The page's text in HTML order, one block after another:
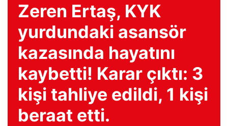
Zeren Ertaş, KYK
yurdundaki asansör
kazasında hayatını
kaybetti! Karar çıktı: 3
kişi tahliye edildi, 1 kişi
beraat etti.